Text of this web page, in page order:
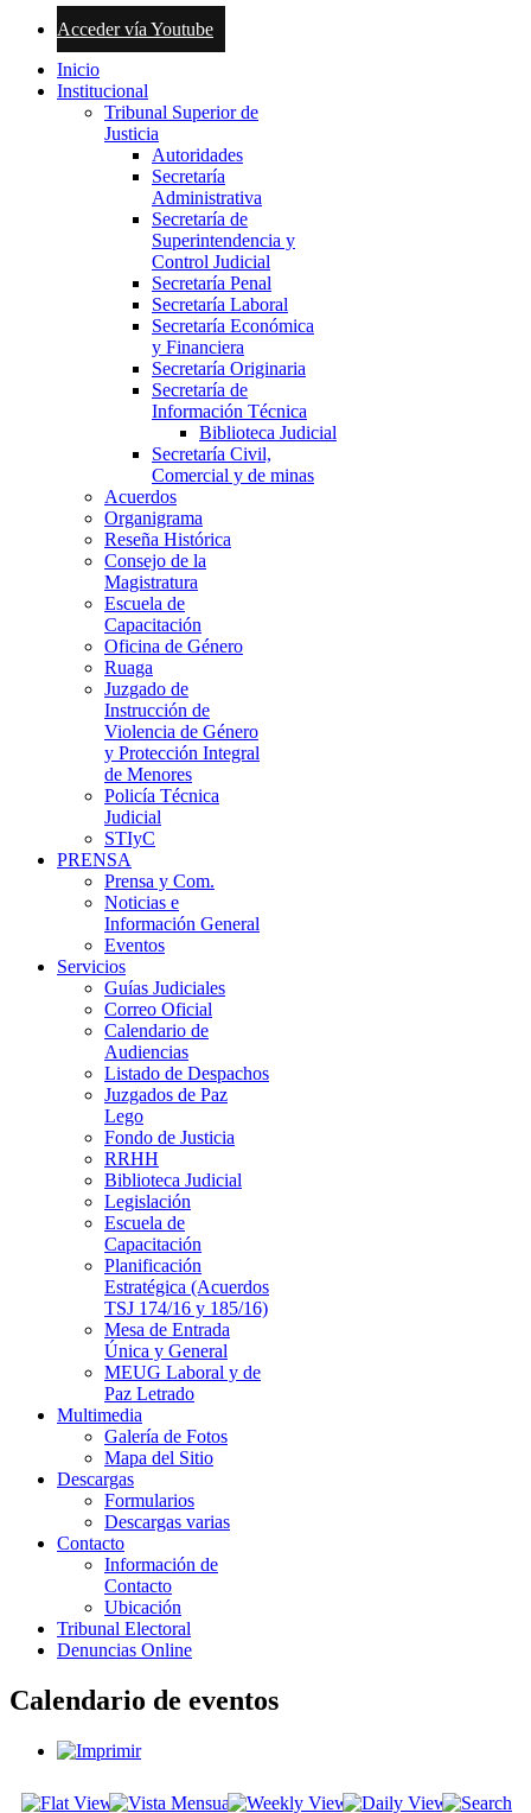
Acceder vía Youtube
Inicio
Institucional
Tribunal Superior de
Justicia
Autoridades
Secretaría
Administrativa
Secretaría de
Superintendencia y
Control Judicial
Secretaría Penal
Secretaría Laboral
Secretaría Económica
y Financiera
Secretaría Originaria
Secretaría de
Información Técnica
Biblioteca Judicial
Secretaría Civil,
Comercial y de minas
Acuerdos
Organigrama
Reseña Histórica
Consejo de la
Magistratura
Escuela de
Capacitación
Oficina de Género
Ruaga
Juzgado de
Instrucción de
Violencia de Género
y Protección Integral
de Menores
Policía Técnica
Judicial
STIyC
PRENSA
Prensa y Com.
Noticias e
Información General
Eventos
Servicios
Guías Judiciales
Correo Oficial
Calendario de
Audiencias
Listado de Despachos
Juzgados de Paz
Lego
Fondo de Justicia
RRHH
Biblioteca Judicial
Legislación
Escuela de
Capacitación
Planificación
Estratégica (Acuerdos
TSJ 174/16 y 185/16)
Mesa de Entrada
Única y General
MEUG Laboral y de
Paz Letrado
Multimedia
Galería de Fotos
Mapa del Sitio
Descargas
Formularios
Descargas varias
Contacto
Información de
Contacto
Ubicación
Tribunal Electoral
Denuncias Online
Calendario de eventos